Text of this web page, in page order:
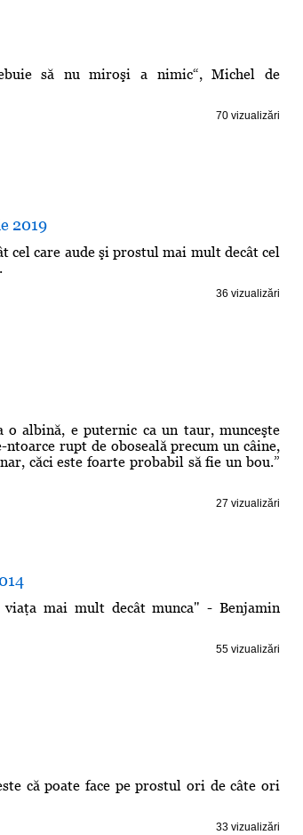
să nu miroşi a nimic“, Michel de
70 vizualizări
2019
cel care aude şi prostul mai mult decât cel
36 vizualizări
o albină, e puternic ca un taur, munceşte
ntoarce rupt de oboseală precum un câine,
căci este foarte probabil să fie un bou.”
27 vizualizări
mai mult decât munca" - Benjamin
55 vizualizări
că poate face pe prostul ori de câte ori
33 vizualizări